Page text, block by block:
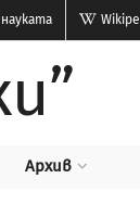
Архив